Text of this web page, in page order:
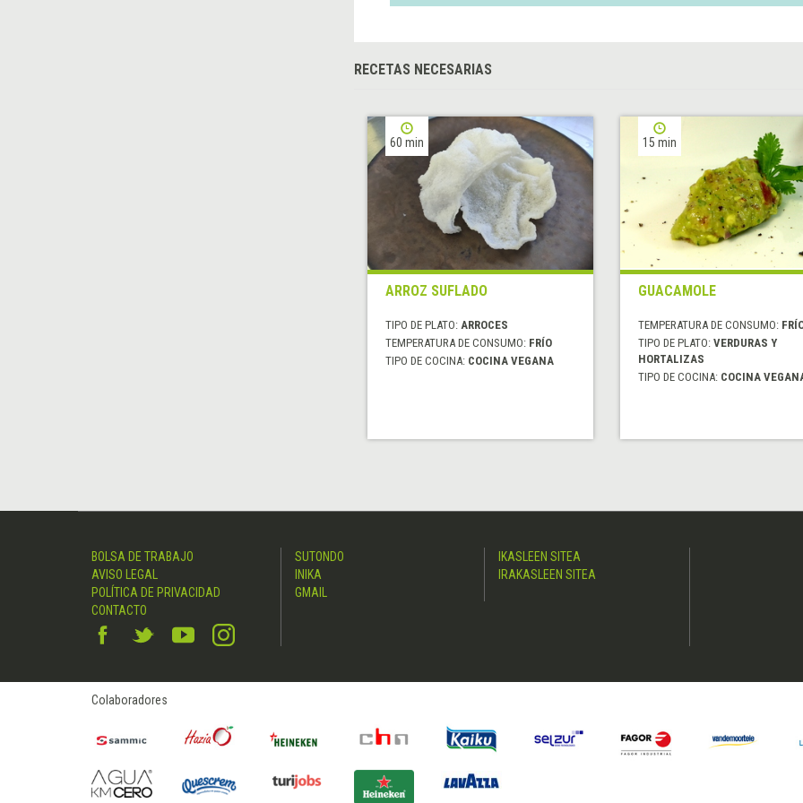
RECETAS NECESARIAS
60 min
ARROZ SUFLADO
TIPO DE PLATO: ARROCES
TEMPERATURA DE CONSUMO: FRÍO
TIPO DE COCINA: COCINA VEGANA
15 min
GUACAMOLE
TEMPERATURA DE CONSUMO:
TIPO DE PLATO: VERDURAS Y
HORTALIZAS
TIPO DE COCINA: COCINA
BOLSA DE TRABAJO
AVISO LEGAL
POLÍTICA DE PRIVACIDAD
CONTACTO
SUTONDO
INIKA
GMAIL
IKASLEEN SITEA
IRAKASLEEN SITEA
Colaboradores